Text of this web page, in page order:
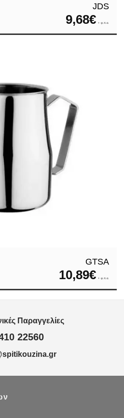
JDS
9,68€ + φ.π.α.
GTSA
10,89€ + φ.π.α.
Παραγγελίες
22560